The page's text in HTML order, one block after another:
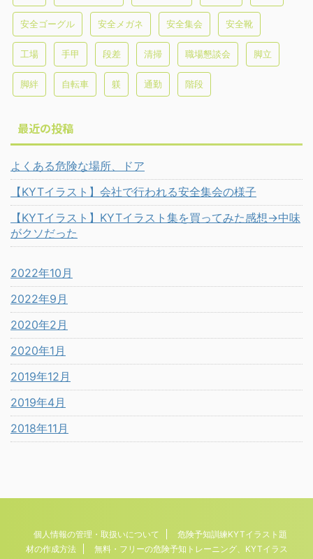
安全ゴーグル 安全メガネ 安全集会 安全靴
工場 手甲 段差 清掃 職場懇談会 脚立
脚絆 自転車 躾 通勤 階段
最近の投稿
よくある危険な場所、ドア
【KYTイラスト】会社で行われる安全集会の様子
【KYTイラスト】KYTイラスト集を買ってみた感想→中味
がクソだった
2022年10月
2022年9月
2020年2月
2020年1月
2019年12月
2019年4月
2018年11月
個人情報の管理・取扱いについて
危険予知訓練KYTイラスト題
材の作成方法
無料・フリーの危険予知トレーニング、KYTイラス